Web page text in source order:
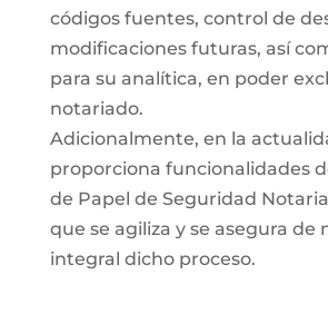
códigos fuentes, control de
modificaciones futuras, así
para su analítica, en poder
notariado.
Adicionalmente, en la
proporciona funcionalidades
de Papel de Seguridad
que se agiliza y se asegura de
integral dicho proceso.